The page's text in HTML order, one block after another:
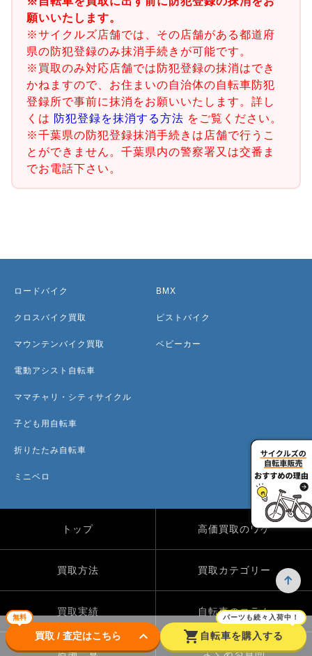
願いいたします。
※サイクルズ店舗では、その店舗がある都道府
県の防犯登録のみ抹消手続きが可能です。
※買取のみ対応店舗では防犯登録の抹消はでき
かねますので、お住まいの自治体の自転車防犯
登録所で事前に抹消をお願いいたします。詳し
くは 防犯登録を抹消する方法 をご覧ください。
※千葉県の防犯登録抹消手続きは店舗で行うこ
とができません。千葉県内の警察署又は交番ま
でお電話下さい。
無料
買取 / 査定はこちら keyboard_arrow_down shopping_cart
パーツも続々入荷中！
自転車を購入する
ロードバイク
クロスバイク買取
マウンテンバイク買取
電動アシスト自転車
ママチャリ・シティサイクル
子ども用自転車
折りたたみ自転車
ミニベロ
BMX
ピストバイク
ベビーカー
トップ 高価買取のワケ
買取方法 買取カテゴリー
買取実績 自転車のコラム
店舗一覧 よくある質問